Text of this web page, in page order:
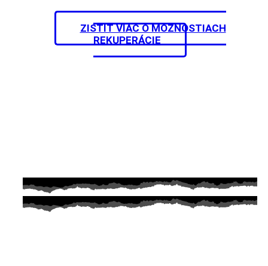
ZISTIŤ VIAC O MOŽNOSTIACH
REKUPERÁCIE